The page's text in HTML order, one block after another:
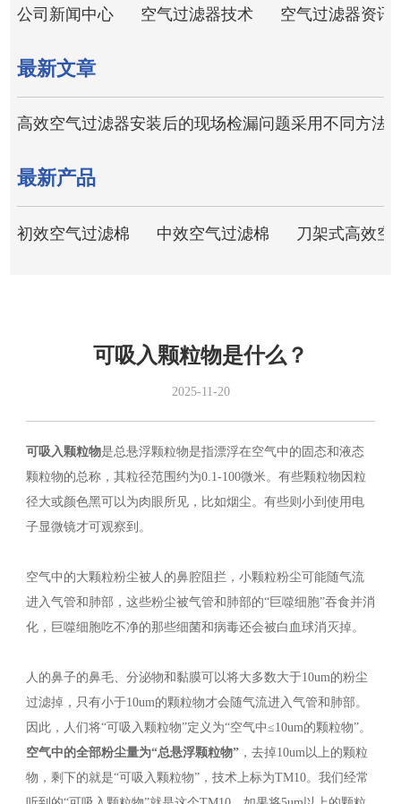
公司新闻中心 空气过滤器技术 空气过滤器资讯
最新文章
高效空气过滤器安装后的现场检漏问题采用不同方法
最新产品
初效空气过滤棉 中效空气过滤棉 刀架式高效空
可吸入颗粒物是什么？
2025-11-20
可吸入颗粒物是总悬浮颗粒物是指漂浮在空气中的固态和液态
颗粒物的总称，其粒径范围约为0.1-100微米。有些颗粒物因粒
径大或颜色黑可以为肉眼所见，比如烟尘。有些则小到使用电
子显微镜才可观察到。
空气中的大颗粒粉尘被人的鼻腔阻拦，小颗粒粉尘可能随气流
进入气管和肺部，这些粉尘被气管和肺部的“巨噬细胞”吞食并消
化，巨噬细胞吃不净的那些细菌和病毒还会被白血球消灭掉。
人的鼻子的鼻毛、分泌物和黏膜可以将大多数大于10um的粉尘
过滤掉，只有小于10um的颗粒物才会随气流进入气管和肺部。
因此，人们将“可吸入颗粒物”定义为“空气中≤10um的颗粒物”。
空气中的全部粉尘量为“总悬浮颗粒物”，去掉10um以上的颗粒
物，剩下的就是“可吸入颗粒物”，技术上标为TM10。我们经常